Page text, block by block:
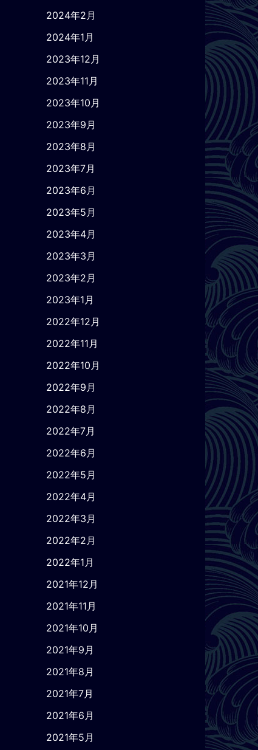
2024年2月
2024年1月
2023年12月
2023年11月
2023年10月
2023年9月
2023年8月
2023年7月
2023年6月
2023年5月
2023年4月
2023年3月
2023年2月
2023年1月
2022年12月
2022年11月
2022年10月
2022年9月
2022年8月
2022年7月
2022年6月
2022年5月
2022年4月
2022年3月
2022年2月
2022年1月
2021年12月
2021年11月
2021年10月
2021年9月
2021年8月
2021年7月
2021年6月
2021年5月